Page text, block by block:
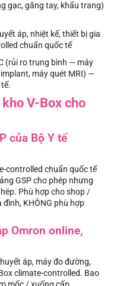
gạc, găng tay, khẩu trang)
áp, nhiệt kế, thiết bị gia
chuẩn quốc tế
(rủi ro trung bình — máy
máy quét MRI) —
V-Box cho
của Bộ Y tế
controlled chuẩn quốc tế
GSP cho phép nhưng
Phù hợp cho shop /
KHÔNG phù hợp
Omron online,
áp, máy đo đường,
climate-controlled. Bao